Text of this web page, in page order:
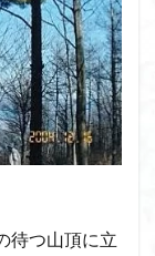
待つ山頂に立